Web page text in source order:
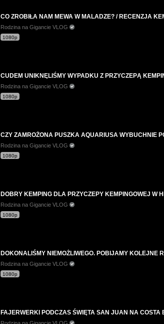
CO ZROBIŁA NAM MEWA W MALADZE? / RECENZJA
Rodzina na Gigancie VLOG
1080p
CUDEM UNIKNĘLIŚMY WYPADKU Z PRZYCZEPĄ
Rodzina na Gigancie VLOG
1080p
CZY ZAMROŻONA PUSZKA AQUARIUSA WYBUCHNIE
Rodzina na Gigancie VLOG
1080p
DOBRY KEMPING DLA PRZYCZEPY KEMPINGOWEJ W
Rodzina na Gigancie VLOG
1080p
DOKONALIŚMY NIEMOŻLIWEGO. POBIJAMY KOLEJNE
Rodzina na Gigancie VLOG
1080p
FAJERWERKI PODCZAS ŚWIĘTA SAN JUAN NA